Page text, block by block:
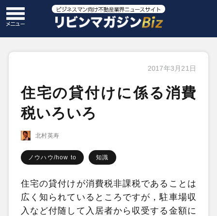
2017年3月21日
住宅の貸付けに係る消費
税いろいろ
北村英寿
ノウハウ/how to 知識
住宅の貸付けが消費税非課税であることは
広く知られているところですが，駐車場収
入など付随して入居者から収受する金額に